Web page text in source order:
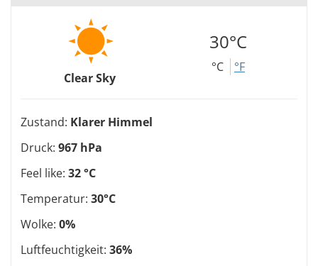
Clear Sky
30°C
°C °F
Zustand: Klarer Himmel
Druck: 967 hPa
Feel like: 32 °C
Temperatur: 30°C
Wolke: 0%
Luftfeuchtigkeit: 36%